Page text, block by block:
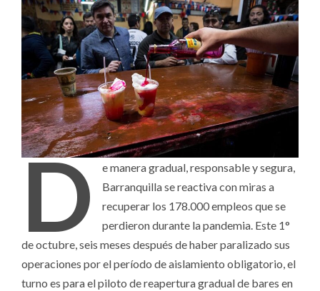
D
e manera gradual, responsable y segura,
Barranquilla se reactiva con miras a
recuperar los 178.000 empleos que se
perdieron durante la pandemia. Este 1°
de octubre, seis meses después de haber paralizado sus
operaciones por el período de aislamiento obligatorio, el
turno es para el piloto de reapertura gradual de bares en